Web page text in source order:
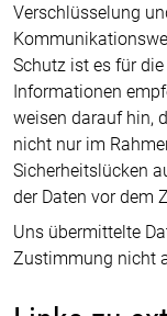
Verschlüsselung
Schutz ist es für
Informationen
weisen darauf hin,
nicht nur im
Sicherheitslücken
der Daten vor dem
Uns übermittelte
Zustimmung nicht